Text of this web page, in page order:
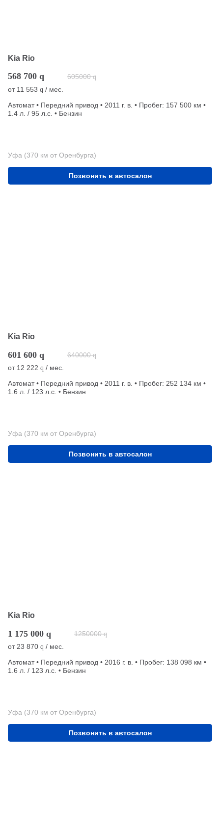
Kia Rio
568 700 q 605000 q
от 11 553 q / мес.
Автомат • Передний привод • 2011 г. в. • Пробег: 157 500 км •
1.4 л. / 95 л.с. • Бензин
Уфа (370 км от Оренбурга)
Позвонить в автосалон
Kia Rio
601 600 q 640000 q
от 12 222 q / мес.
Автомат • Передний привод • 2011 г. в. • Пробег: 252 134 км •
1.6 л. / 123 л.с. • Бензин
Уфа (370 км от Оренбурга)
Позвонить в автосалон
Kia Rio
1 175 000 q 1250000 q
от23 870 q / мес.
Автомат • Передний привод • 2016 г. в. • Пробег: 138 098 км •
1.6 л. / 123 л.с. • Бензин
Уфа (370 км от Оренбурга)
Позвонить в автосалон